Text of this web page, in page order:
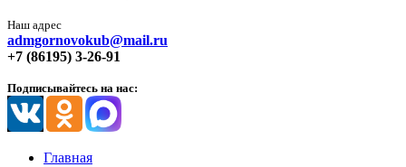
Наш адрес
admgornovokub@mail.ru
+7 (86195) 3-26-91
Подписывайтесь на нас:
Главная